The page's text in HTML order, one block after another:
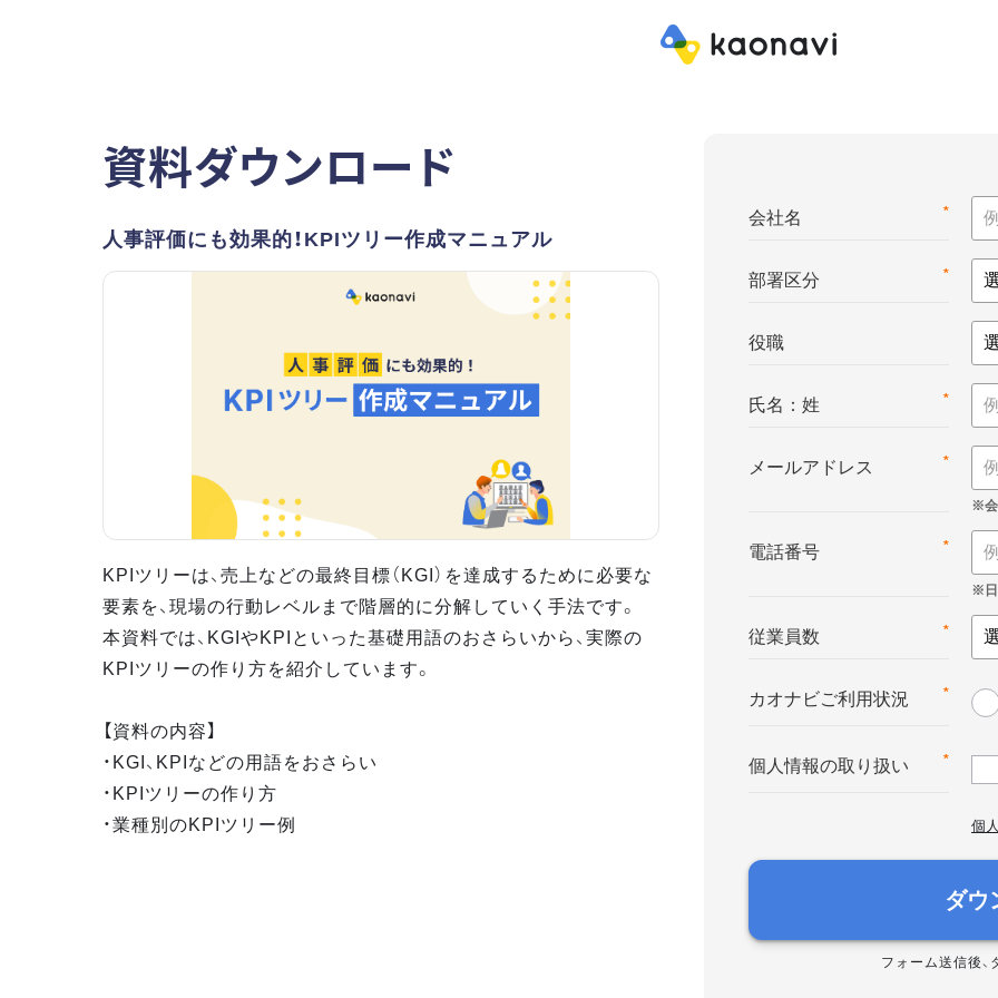
資料ダウンロード
人事評価にも効果的！KPIツリー作成マニュアル
KPIツリーは、売上などの最終目標（KGI）を達成するために必要な
要素を、現場の行動レベルまで階層的に分解していく手法です。
本資料では、KGIやKPIといった基礎用語のおさらいから、実際の
KPIツリーの作り方を紹介しています。
【資料の内容】
・KGI、KPIなどの用語をおさらい
・KPIツリーの作り方
・業種別のKPIツリー例
*
会社名
*
部署区分
役職
*
氏名：姓
*
メールアドレス
*
電話番号
*
従業員数
*
カオナビご利用状況
*
個人情報の取り扱い
個
ダウ
フォーム送信後